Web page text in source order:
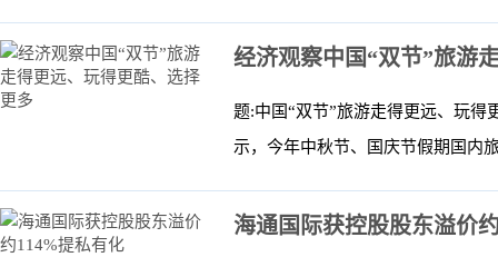
经济观察中国“双节”旅游
题:中国“双节”旅游走得更远、玩得
示，今年中秋节、国庆节假期国内
海通国际获控股股东溢价